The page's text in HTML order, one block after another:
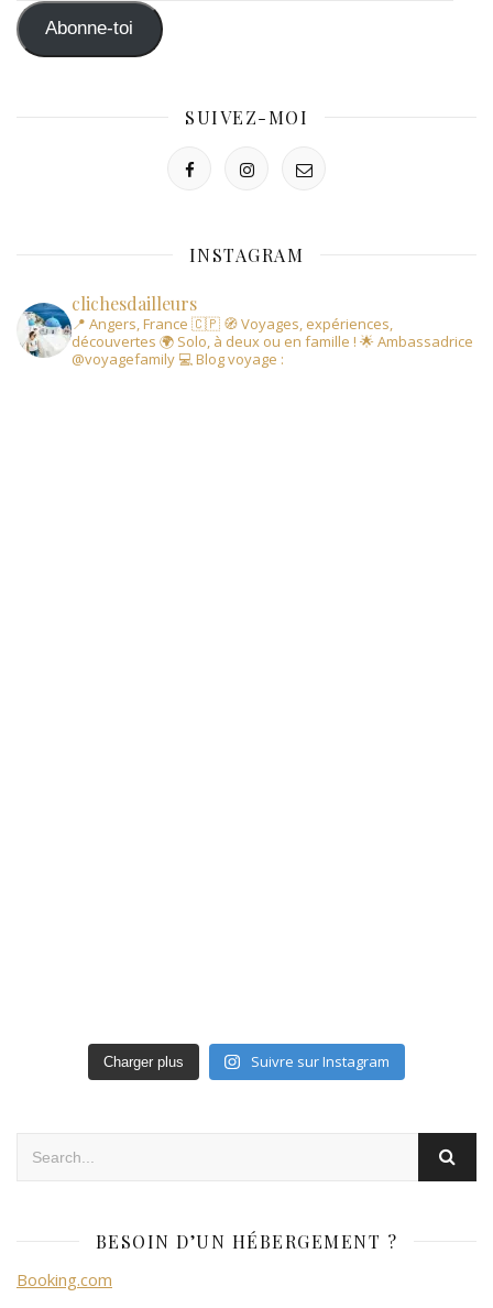
mail Abonne-toi
SUIVEZ-MOI
INSTAGRAM
clichesdailleurs
📍 Angers, France 🇨🇵 🧭 Voyages, expériences,
découvertes 🌍 Solo, à deux ou en famille ! 🌟 Ambassadrice
@voyagefamily 💻 Blog voyage :
Charger plus Suivre sur Instagram
BESOIN D’UN HÉBERGEMENT ?
Booking.com